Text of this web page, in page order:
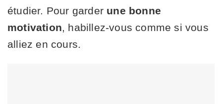
étudier. Pour garder une bonne
motivation, habillez-vous comme si vous
alliez en cours.